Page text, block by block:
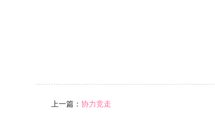
上一篇： 协力竞走